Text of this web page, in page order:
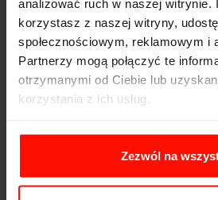
analizować ruch w naszej witrynie.
korzystasz z naszej witryny,
społecznościowym, reklamowym i
Partnerzy mogą połączyć te
otrzymanymi od Ciebie lub
korzystania z ich usług.
Zezwól na